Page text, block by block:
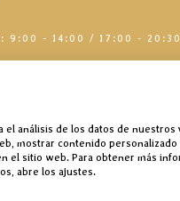
9:00 - 14:00 / 17:00 - 20:30
el análisis de los datos de nuestros
mostrar contenido
el sitio web. Para obtener más
abre los ajustes.